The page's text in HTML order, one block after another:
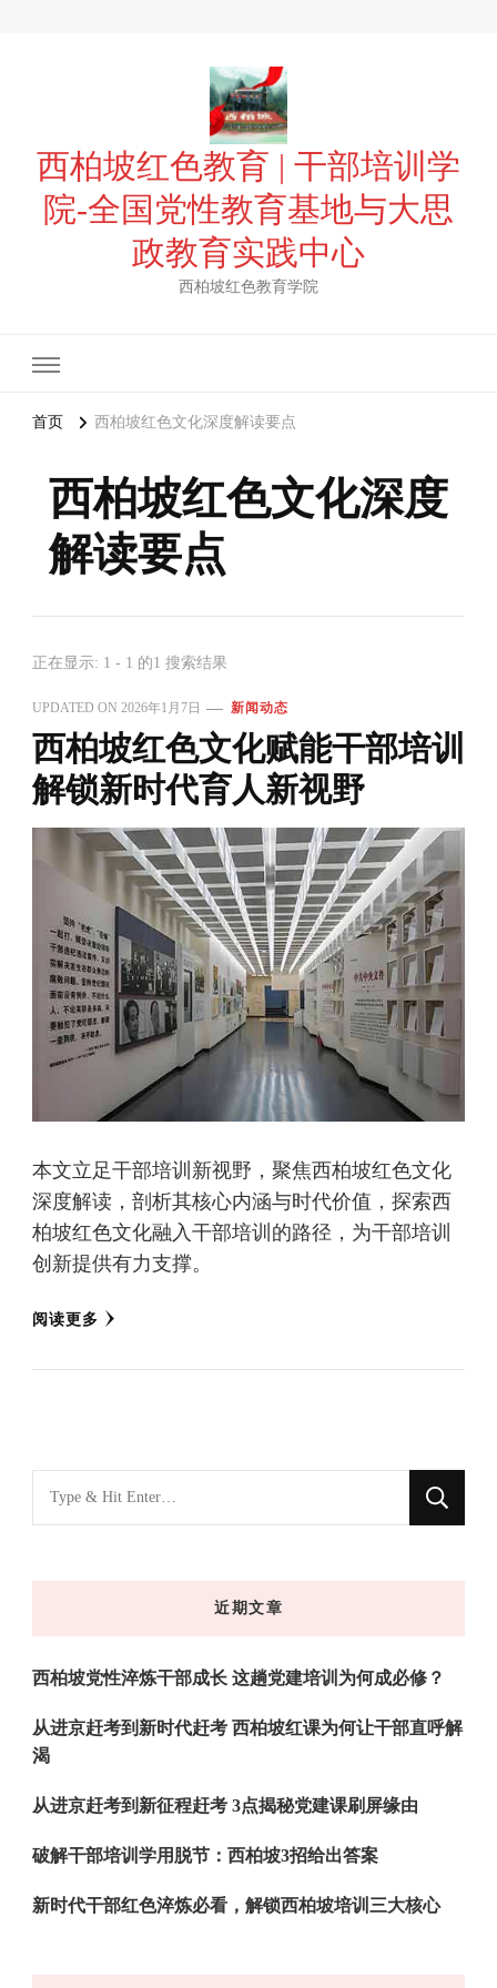
西柏坡红色教育 | 干部培训学
院-全国党性教育基地与大思
政教育实践中心
西柏坡红色教育学院
首页 西柏坡红色文化深度解读要点
西柏坡红色文化深度
解读要点
正在显示: 1 - 1 的1 搜索结果
UPDATED ON 2026年1月7日 新闻动态
西柏坡红色文化赋能干部培训
解锁新时代育人新视野
本文立足干部培训新视野，聚焦西柏坡红色文化
深度解读，剖析其核心内涵与时代价值，探索西
柏坡红色文化融入干部培训的路径，为干部培训
创新提供有力支撑。
阅读更多
找
什
近期文章
西柏坡党性淬炼干部成长 这趟党建培训为何成必修？
从进京赶考到新时代赶考 西柏坡红课为何让干部直呼解
渴
从进京赶考到新征程赶考 3点揭秘党建课刷屏缘由
破解干部培训学用脱节：西柏坡3招给出答案
新时代干部红色淬炼必看，解锁西柏坡培训三大核心